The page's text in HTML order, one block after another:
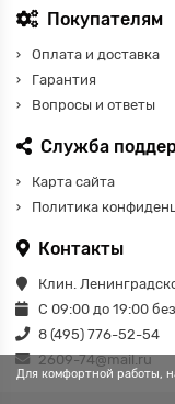
Для комфортной работы,
Покупателям
Оплата и доставка
Гарантия
Вопросы и ответы
Служба
Карта сайта
Политика
Контакты
Клин.
С 09:00 до 19:00
8 (495) 776-52-54
2609-74@mail.ru